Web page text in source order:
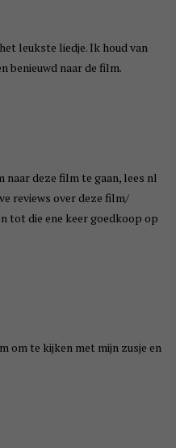
leukste liedje. Ik houd van
benieuwd naar de film.
deze film te gaan, lees nl
reviews over deze film/
tot die ene keer goedkoop op
om te kijken met mijn zusje en